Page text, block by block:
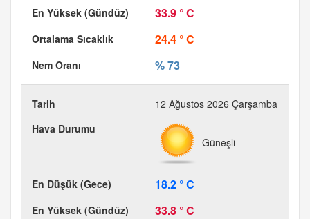
33.9 ° C
24.4 ° C
% 73
12 Ağustos 2026 Çarşamba
Güneşli
18.2 ° C
33.8 ° C